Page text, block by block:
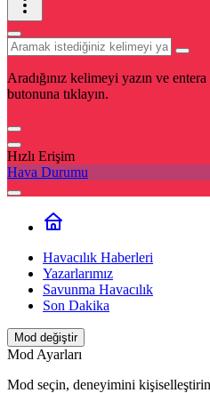
Aradığınız kelimeyi yazın ve
butonuna tıklayın.
Hızlı Erişim
Hava Durumu
Havacılık Haberleri
Yazarlarımız
Savunma Havacılık
Son Dakika
Mod değiştir
Mod Ayarları
Mod seçin, deneyimini